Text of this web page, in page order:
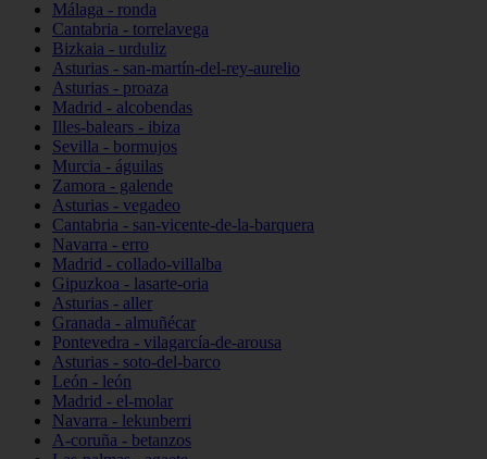
Málaga - ronda
Cantabria - torrelavega
Bizkaia - urduliz
Asturias - san-martín-del-rey-aurelio
Asturias - proaza
Madrid - alcobendas
Illes-balears - ibiza
Sevilla - bormujos
Murcia - águilas
Zamora - galende
Asturias - vegadeo
Cantabria - san-vicente-de-la-barquera
Navarra - erro
Madrid - collado-villalba
Gipuzkoa - lasarte-oria
Asturias - aller
Granada - almuñécar
Pontevedra - vilagarcía-de-arousa
Asturias - soto-del-barco
León - león
Madrid - el-molar
Navarra - lekunberri
A-coruña - betanzos